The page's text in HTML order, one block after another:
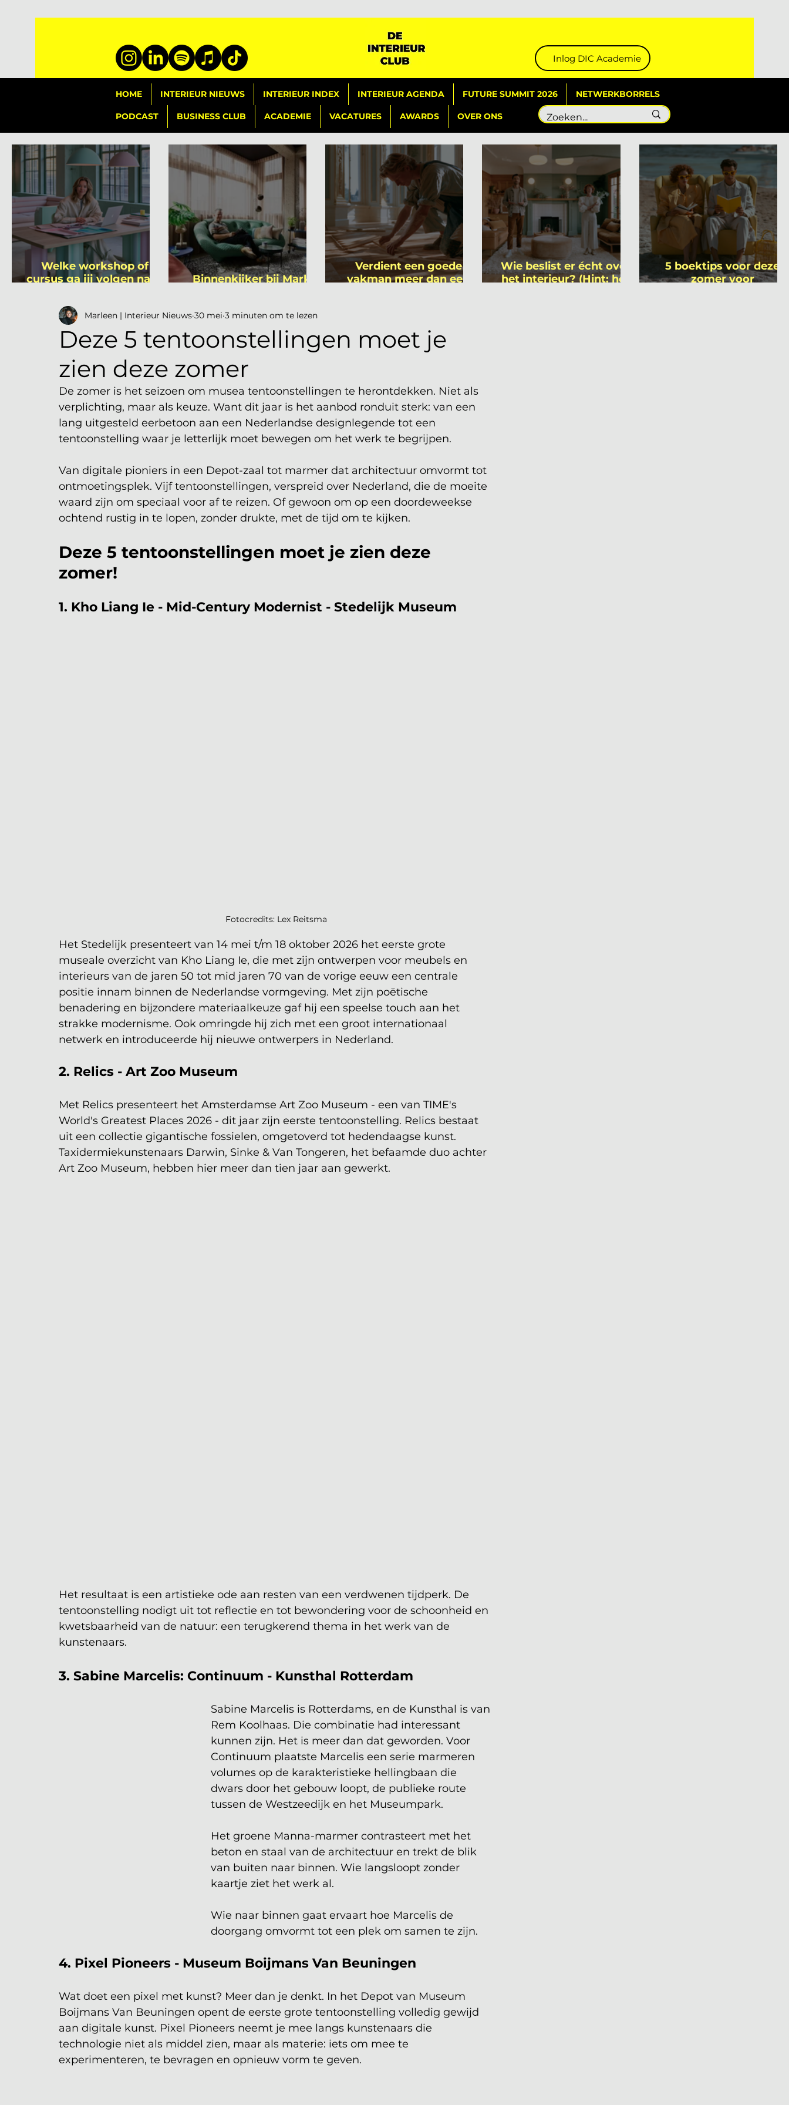
Inlog DIC Academie
HOME INTERIEUR NIEUWS INTERIEUR INDEX INTERIEUR AGENDA FUTURE SUMMIT 2026 NETWERKBORRELS
PODCAST BUSINESS CLUB ACADEMIE VACATURES AWARDS OVER ONS
Welke workshop of
cursus ga jij volgen na je
Binnenkijker bij Mark
Verdient een goede
vakman meer dan een
Wie beslist er écht over
het interieur? (Hint: het
5 boektips voor deze
zomer voor
Deze 5 tentoonstellingen moet je
zien deze zomer
Marleen | Interieur Nieuws 30 mei 3 minuten om te lezen
De zomer is het seizoen om musea tentoonstellingen te herontdekken. Niet als
verplichting, maar als keuze. Want dit jaar is het aanbod ronduit sterk: van een
lang uitgesteld eerbetoon aan een Nederlandse designlegende tot een
tentoonstelling waar je letterlijk moet bewegen om het werk te begrijpen.
Van digitale pioniers in een Depot-zaal tot marmer dat architectuur omvormt tot
ontmoetingsplek. Vijf tentoonstellingen, verspreid over Nederland, die de moeite
waard zijn om speciaal voor af te reizen. Of gewoon om op een doordeweekse
ochtend rustig in te lopen, zonder drukte, met de tijd om te kijken.
Deze 5 tentoonstellingen moet je zien deze
zomer!
1. Kho Liang Ie - Mid-Century Modernist - Stedelijk Museum
Fotocredits: Lex Reitsma
Het Stedelijk presenteert van 14 mei t/m 18 oktober 2026 het eerste grote
museale overzicht van Kho Liang Ie, die met zijn ontwerpen voor meubels en
interieurs van de jaren 50 tot mid jaren 70 van de vorige eeuw een centrale
positie innam binnen de Nederlandse vormgeving. Met zijn poëtische
benadering en bijzondere materiaalkeuze gaf hij een speelse touch aan het
strakke modernisme. Ook omringde hij zich met een groot internationaal
netwerk en introduceerde hij nieuwe ontwerpers in Nederland.
2. Relics - Art Zoo Museum
Met Relics presenteert het Amsterdamse Art Zoo Museum - een van TIME's
World's Greatest Places 2026 - dit jaar zijn eerste tentoonstelling. Relics bestaat
uit een collectie gigantische fossielen, omgetoverd tot hedendaagse kunst.
Taxidermiekunstenaars Darwin, Sinke & Van Tongeren, het befaamde duo achter
Art Zoo Museum, hebben hier meer dan tien jaar aan gewerkt.
Het resultaat is een artistieke ode aan resten van een verdwenen tijdperk. De
tentoonstelling nodigt uit tot reflectie en tot bewondering voor de schoonheid en
kwetsbaarheid van de natuur: een terugkerend thema in het werk van de
kunstenaars.
3. Sabine Marcelis: Continuum - Kunsthal Rotterdam
Sabine Marcelis is Rotterdams, en de Kunsthal is van
Rem Koolhaas. Die combinatie had interessant
kunnen zijn. Het is meer dan dat geworden. Voor
Continuum plaatste Marcelis een serie marmeren
volumes op de karakteristieke hellingbaan die
dwars door het gebouw loopt, de publieke route
tussen de Westzeedijk en het Museumpark.
Het groene Manna-marmer contrasteert met het
beton en staal van de architectuur en trekt de blik
van buiten naar binnen. Wie langsloopt zonder
kaartje ziet het werk al.
Wie naar binnen gaat ervaart hoe Marcelis de
doorgang omvormt tot een plek om samen te zijn.
4. Pixel Pioneers - Museum Boijmans Van Beuningen
Wat doet een pixel met kunst? Meer dan je denkt. In het Depot van Museum
Boijmans Van Beuningen opent de eerste grote tentoonstelling volledig gewijd
aan digitale kunst. Pixel Pioneers neemt je mee langs kunstenaars die
technologie niet als middel zien, maar als materie: iets om mee te
experimenteren, te bevragen en opnieuw vorm te geven.